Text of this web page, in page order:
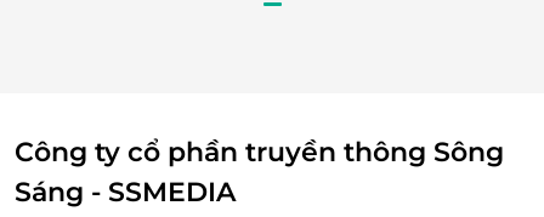
đậm chất Ý cùng người thân yêu!
Công ty cổ phần truyền thông Sông
Sáng - SSMEDIA